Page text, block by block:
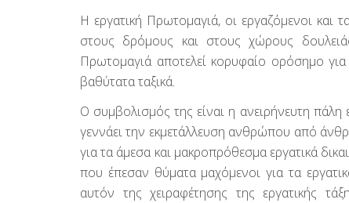
Η εργατική Πρωτομαγιά, οι εργαζόμενοι
στους δρόμους και στους χώρους
Πρωτομαγιά αποτελεί κορυφαίο ορόσημο για
βαθύτατα ταξικά.
Ο συμβολισμός της είναι η ανειρήνευτη πάλη
γεννάει την εκμετάλλευση ανθρώπου από
για τα άμεσα και μακροπρόθεσμα εργατικά
που έπεσαν θύματα μαχόμενοι για τα
αυτόν της χειραφέτησης της εργατικής